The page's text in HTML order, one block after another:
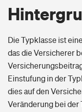
Die Typklasse ist
das die Versicherer
Einstufung in der
dies auf den
Veränderung bei der